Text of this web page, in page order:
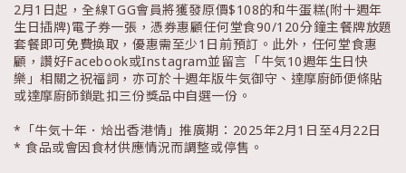
2月1日起，全線TGG會員將獲發原價$108的和牛蛋糕(附十週年
生日插牌)電子券一張，憑券惠顧任何堂食90/120分鐘主餐牌放題
套餐即可免費換取，優惠需至少1日前預訂。此外，任何堂食惠
顧，讚好Facebook或Instagram並留言「牛気10週年生日快
樂」相關之祝福詞，亦可於十週年版牛気御守、達摩廚師便條貼
或達摩廚師鎖匙扣三份獎品中自選一份。
*「牛気十年．烚出香港情」推廣期：2025年2月1日至4月22日
* 食品或會因食材供應情況而調整或停售。